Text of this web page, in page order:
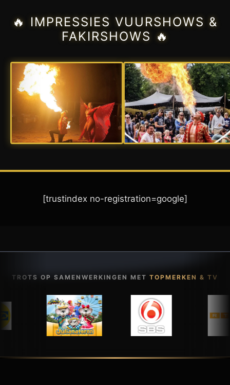
🔥 IMPRESSIES VUURSHOWS &
FAKIRSHOWS 🔥
[trustindex no-registration=google]
TROTS OP SAMENWERKINGEN MET TOPMERKEN & TV